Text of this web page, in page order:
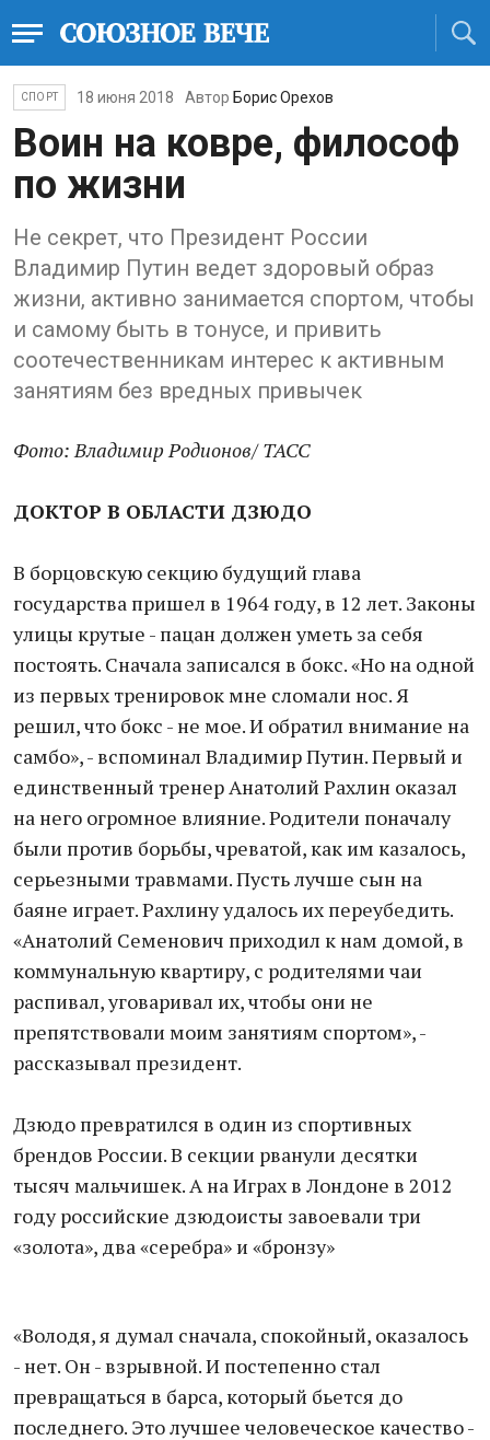
СПОРТ 18 июня 2018 Автор Борис Орехов
Воин на ковре, философ
по жизни
Не секрет, что Президент России
Владимир Путин ведет здоровый образ
жизни, активно занимается спортом, чтобы
и самому быть в тонусе, и привить
соотечественникам интерес к активным
занятиям без вредных привычек
Фото: Владимир Родионов/ ТАСС
ДОКТОР В ОБЛАСТИ ДЗЮДО
В борцовскую секцию будущий глава
государства пришел в 1964 году, в 12 лет. Законы
улицы крутые - пацан должен уметь за себя
постоять. Сначала записался в бокс. «Но на одной
из первых тренировок мне сломали нос. Я
решил, что бокс - не мое. И обратил внимание на
самбо», - вспоминал Владимир Путин. Первый и
единственный тренер Анатолий Рахлин оказал
на него огромное влияние. Родители поначалу
были против борьбы, чреватой, как им казалось,
серьезными травмами. Пусть лучше сын на
баяне играет. Рахлину удалось их переубедить.
«Анатолий Семенович приходил к нам домой, в
коммунальную квартиру, с родителями чаи
распивал, уговаривал их, чтобы они не
препятствовали моим занятиям спортом», -
рассказывал президент.
Дзюдо превратился в один из спортивных
брендов России. В секции рванули десятки
тысяч мальчишек. А на Играх в Лондоне в 2012
году российские дзюдоисты завоевали три
«золота», два «серебра» и «бронзу»
«Володя, я думал сначала, спокойный, оказалось
- нет. Он - взрывной. И постепенно стал
превращаться в барса, который бьется до
последнего. Это лучшее человеческое качество -